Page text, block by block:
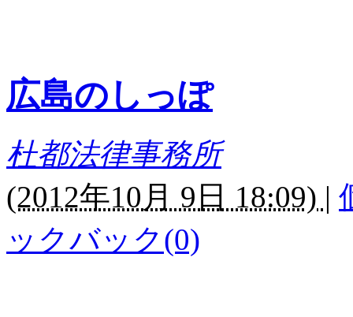
広島のしっぽ
杜都法律事務所
(2012年10月 9日 18:09) |
ックバック(0)